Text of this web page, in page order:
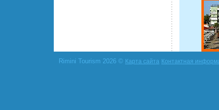
Rimini Tourism 2026 © Карта сайта Контактная